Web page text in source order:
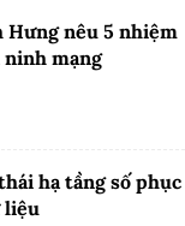
nêu 5 nhiệm
mạng
hạ tầng số phục
liệu